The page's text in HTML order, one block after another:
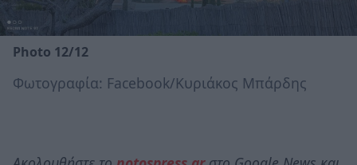
Photo 12/12
Φωτογραφία: Facebook/Κυριάκος Μπάρδης